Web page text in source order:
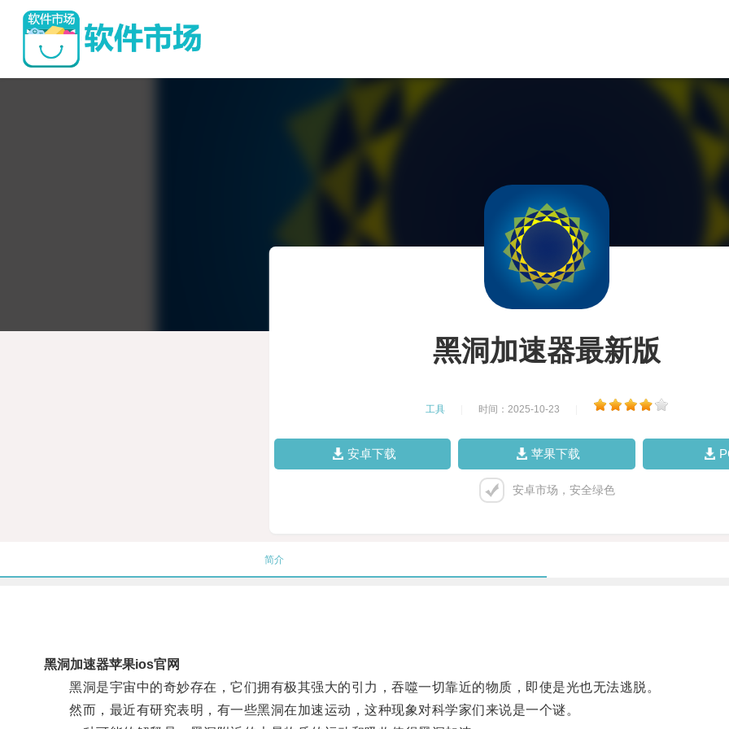
黑洞加速器最新版
工具 时间：2025-10-23
安卓下载 苹果下载
安卓市场，安全绿色
简介
黑洞加速器苹果ios官网
黑洞是宇宙中的奇妙存在，它们拥有极其强大的引力，吞噬一切靠近的物质，即使是光也无法逃脱。
然而，最近有研究表明，有一些黑洞在加速运动，这种现象对科学家们来说是一个谜。